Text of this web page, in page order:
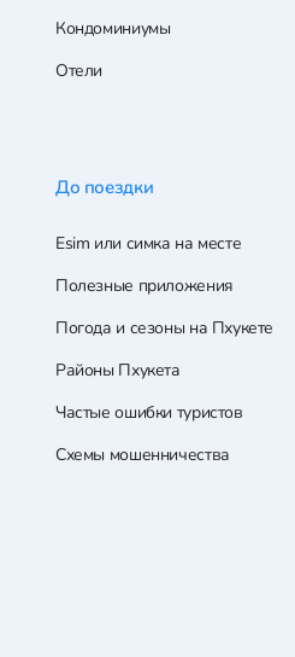
Кондоминиумы
Отели
До поездки
Esim или симка на месте
Полезные приложения
Погода и сезоны на Пхукете
Районы Пхукета
Частые ошибки туристов
Схемы мошенничества